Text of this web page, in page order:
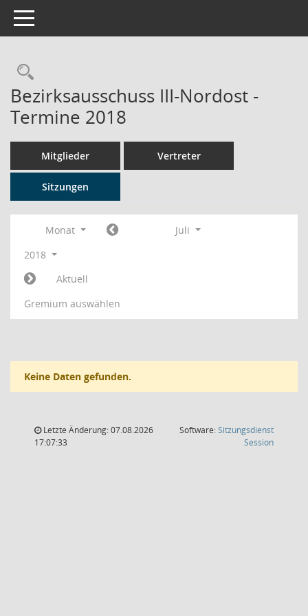
Toggle navigation
Rechercheauswahl
Bezirksausschuss III-Nordost -
Termine 2018
Mitglieder Vertreter
Sitzungen
Monat
Juli
2018
Aktuell
Gremium auswählen
Keine Daten gefunden.
Letzte Änderung: 07.08.2026
17:07:33
Software:Sitzungsdienst
Session(Wird in